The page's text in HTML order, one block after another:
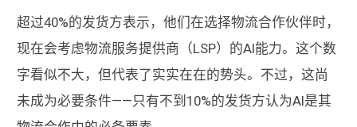
超过40%的发货方表示，他们在选择物流合作伙伴时，
现在会考虑物流服务提供商（LSP）的AI能力。这个数
字看似不大，但代表了实实在在的势头。不过，这尚
未成为必要条件——只有不到10%的发货方认为AI是其